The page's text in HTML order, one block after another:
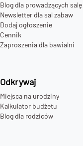
Blog dla prowadzących
Newsletter dla sal zabaw
Dodaj ogłoszenie
Cennik
Zaproszenia dla bawialni
Odkrywaj
Miejsca na urodziny
Kalkulator budżetu
Blog dla rodziców